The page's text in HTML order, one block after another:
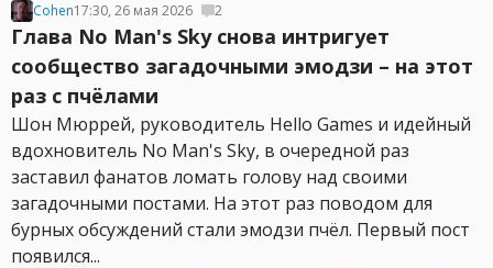
Cohen17:30, 26 мая 2026 2
Глава No Man's Sky снова интригует
сообщество загадочными эмодзи – на этот
раз с пчёлами
Шон Мюррей, руководитель Hello Games и идейный
вдохновитель No Man's Sky, в очередной раз
заставил фанатов ломать голову над своими
загадочными постами. На этот раз поводом для
бурных обсуждений стали эмодзи пчёл. Первый пост
появился...